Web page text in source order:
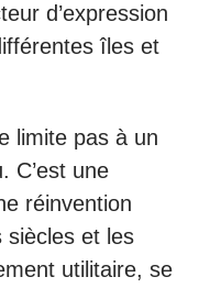
d’expression
îles et
limite pas à un
C’est une
réinvention
siècles et les
utilitaire, se